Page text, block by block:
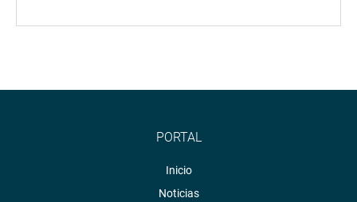
PORTAL
Inicio
Noticias